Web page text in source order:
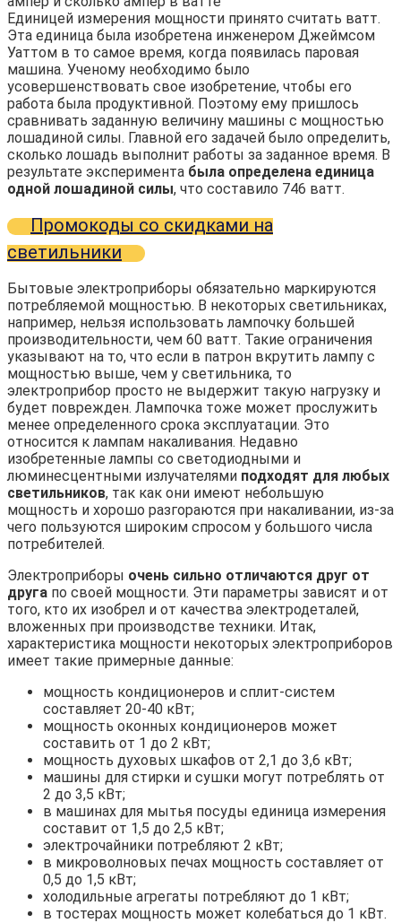
Единицей измерения мощности принято считать ватт.
Эта единица была изобретена инженером Джеймсом
Уаттом в то самое время, когда появилась паровая
машина. Ученому необходимо было
усовершенствовать свое изобретение, чтобы его
работа была продуктивной. Поэтому ему пришлось
сравнивать заданную величину машины с мощностью
лошадиной силы. Главной его задачей было определить,
сколько лошадь выполнит работы за заданное время. В
результате эксперимента была определена единица
одной лошадиной силы, что составило 746 ватт.
Промокоды со скидками на
светильники
Бытовые электроприборы обязательно маркируются
потребляемой мощностью. В некоторых светильниках,
например, нельзя использовать лампочку большей
производительности, чем 60 ватт. Такие ограничения
указывают на то, что если в патрон вкрутить лампу с
мощностью выше, чем у светильника, то
электроприбор просто не выдержит такую нагрузку и
будет поврежден. Лампочка тоже может прослужить
менее определенного срока эксплуатации. Это
относится к лампам накаливания. Недавно
изобретенные лампы со светодиодными и
люминесцентными излучателями подходят для любых
светильников, так как они имеют небольшую
мощность и хорошо разгораются при накаливании, из-за
чего пользуются широким спросом у большого числа
потребителей.
Электроприборы очень сильно отличаются друг от
друга по своей мощности. Эти параметры зависят и от
того, кто их изобрел и от качества электродеталей,
вложенных при производстве техники. Итак,
характеристика мощности некоторых электроприборов
имеет такие примерные данные:
мощность кондиционеров и сплит-систем
составляет 20-40 кВт;
мощность оконных кондиционеров может
составить от 1 до 2 кВт;
мощность духовых шкафов от 2,1 до 3,6 кВт;
машины для стирки и сушки могут потреблять от
2 до 3,5 кВт;
в машинах для мытья посуды единица измерения
составит от 1,5 до 2,5 кВт;
электрочайники потребляют 2 кВт;
в микроволновых печах мощность составляет от
0,5 до 1,5 кВт;
холодильные агрегаты потребляют до 1 кВт;
в тостерах мощность может колебаться до 1 кВт.